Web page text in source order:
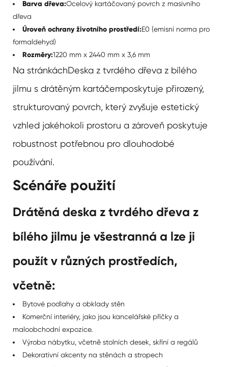
Barva dřeva:Ocelový kartáčovaný povrch z masivního
dřeva
Úroveň ochrany životního prostředí:E0 (emisní norma pro
formaldehyd)
Rozměry:1220 mm x 2440 mm x 3,6 mm
Na stránkáchDeska z tvrdého dřeva z bílého
jilmu s drátěným kartáčemposkytuje přirozený,
strukturovaný povrch, který zvyšuje estetický
vzhled jakéhokoli prostoru a zároveň poskytuje
robustnost potřebnou pro dlouhodobé
používání.
Scénáře použití
Drátěná deska z tvrdého dřeva z
bílého jilmu je všestranná a lze ji
použít v různých prostředích,
včetně:
Bytové podlahy a obklady stěn
Komerční interiéry, jako jsou kancelářské příčky a
maloobchodní expozice.
Výroba nábytku, včetně stolních desek, skříní a regálů
Dekorativní akcenty na stěnách a stropech